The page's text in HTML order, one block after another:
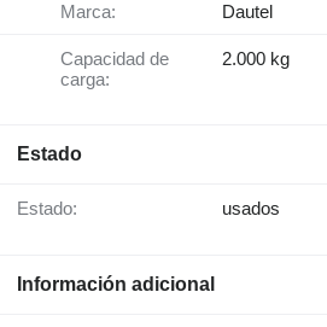
Marca: Dautel
Capacidad de
carga:
2.000 kg
Estado
Estado: usados
Información adicional